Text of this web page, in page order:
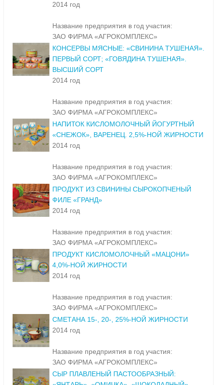
2014 год
Название предприятия в год участия:
ЗАО ФИРМА «АГРОКОМПЛЕКС»
КОНСЕРВЫ МЯСНЫЕ: «СВИНИНА ТУШЕНАЯ».
ПЕРВЫЙ СОРТ; «ГОВЯДИНА ТУШЕНАЯ».
ВЫСШИЙ СОРТ
2014 год
Название предприятия в год участия:
ЗАО ФИРМА «АГРОКОМПЛЕКС»
НАПИТОК КИСЛОМОЛОЧНЫЙ ЙОГУРТНЫЙ
«СНЕЖОК», ВАРЕНЕЦ. 2,5%-НОЙ ЖИРНОСТИ
2014 год
Название предприятия в год участия:
ЗАО ФИРМА «АГРОКОМПЛЕКС»
ПРОДУКТ ИЗ СВИНИНЫ СЫРОКОПЧЕНЫЙ
ФИЛЕ «ГРАНД»
2014 год
Название предприятия в год участия:
ЗАО ФИРМА «АГРОКОМПЛЕКС»
ПРОДУКТ КИСЛОМОЛОЧНЫЙ «МАЦОНИ»
4,0%-НОЙ ЖИРНОСТИ
2014 год
Название предприятия в год участия:
ЗАО ФИРМА «АГРОКОМПЛЕКС»
СМЕТАНА 15-, 20-, 25%-НОЙ ЖИРНОСТИ
2014 год
Название предприятия в год участия:
ЗАО ФИРМА «АГРОКОМПЛЕКС»
СЫР ПЛАВЛЕНЫЙ ПАСТООБРАЗНЫЙ: